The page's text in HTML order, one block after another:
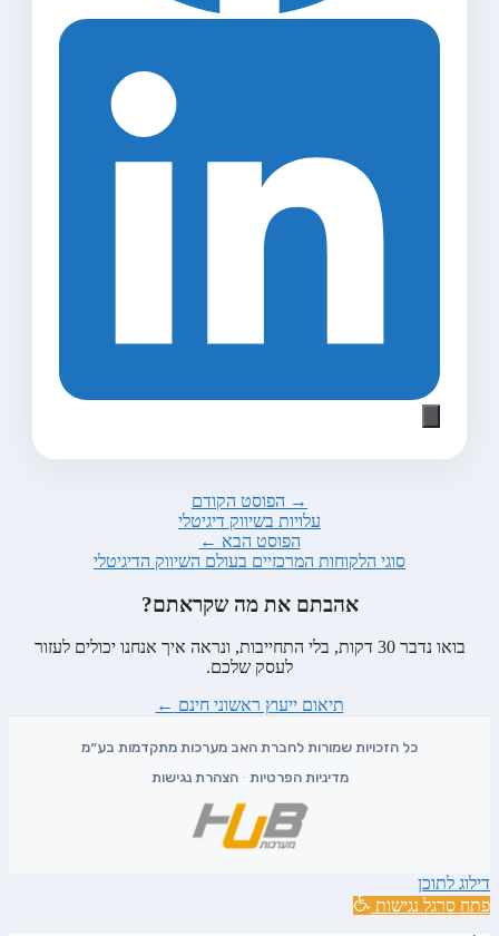
→ הפוסט הקודם
עלויות בשיווק דיגיטלי
הפוסט הבא ←
סוגי הלקוחות המרכזיים בעולם השיווק הדיגיטלי
אהבתם את מה שקראתם?
בואו נדבר 30 דקות, בלי התחייבות, ונראה איך אנחנו יכולים לעזור
לעסק שלכם.
תיאום ייעוץ ראשוני חינם ←
מדיניות הפרטיות ·הצהרת נגישות
דילוג לתוכן
פתח סרגל נגישות